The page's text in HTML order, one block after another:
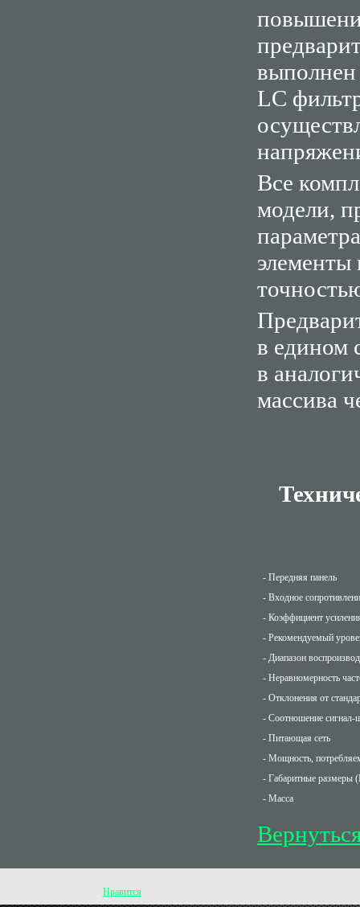
выполнен
LC
Все
модели,
элементы
в едином
в
массива
- Передняя панель
- Входное
- Коэффициент
- Рекомендуемый
- Диапазон
- Неравномерность
- Отклонения от
- Соотношение
- Питающая сеть
- Мощность,
- Габаритные
- Масса
Нравится